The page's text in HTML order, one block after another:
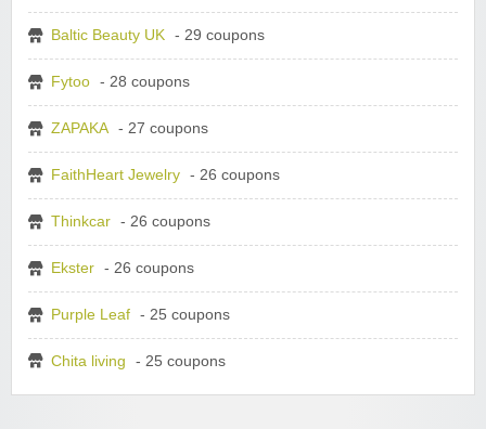
Baltic Beauty UK - 29 coupons
Fytoo - 28 coupons
ZAPAKA - 27 coupons
FaithHeart Jewelry - 26 coupons
Thinkcar - 26 coupons
Ekster - 26 coupons
Purple Leaf - 25 coupons
Chita living - 25 coupons